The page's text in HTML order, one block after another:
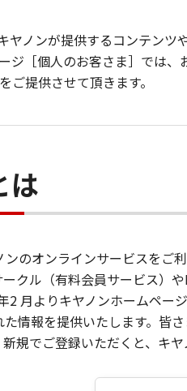
ヤノンが提供するコンテンツ
ジ［個人のお客さま］では
ご提供させて頂きます。
は
ンのオンラインサービスを
クル（有料会員サービス）
2 月よりキヤノンホームペ
情報を提供いたします。皆
規でご登録いただくと、キ